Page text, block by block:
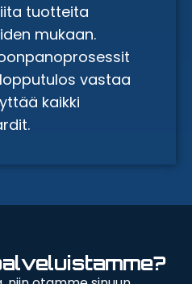
tuotteita
mukaan.
vastaa
kaikki